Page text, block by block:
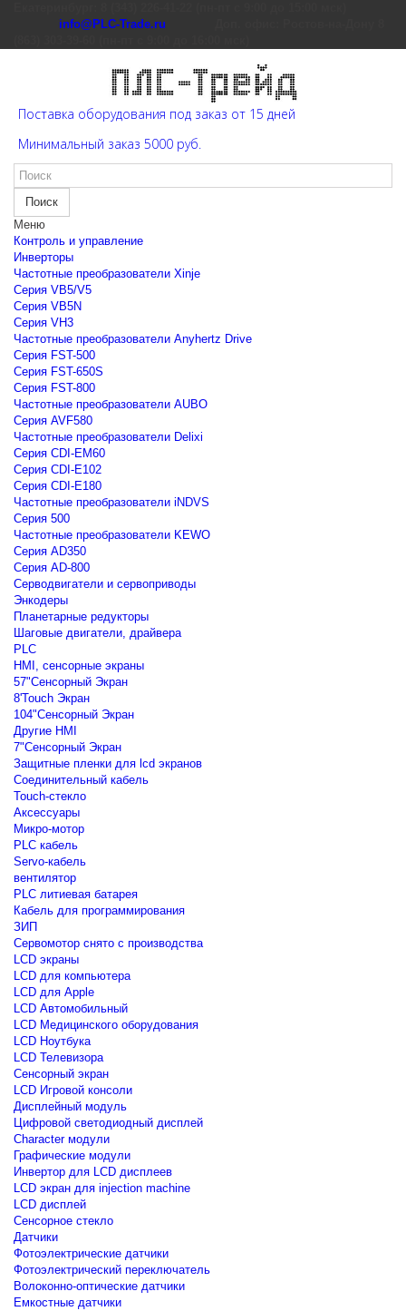
info@PLC-Trade.ru
Поставка оборудования под заказ от 15 дней
Минимальный заказ 5000 руб.
Поиск
Меню
Контроль и управление
Инверторы
Частотные преобразователи Xinje
Cерия VB5/V5
Cерия VB5N
Cерия VH3
Частотные преобразователи Anyhertz Drive
Серия FST-500
Серия FST-650S
Серия FST-800
Частотные преобразователи AUBO
Серия AVF580
Частотные преобразователи Delixi
Серия CDI-EM60
Серия CDI-E102
Серия CDI-E180
Частотные преобразователи iNDVS
Серия 500
Частотные преобразователи KEWO
Серия AD350
Серия AD-800
Серводвигатели и сервоприводы
Энкодеры
Планетарные редукторы
Шаговые двигатели, драйвера
PLC
HMI, сенсорные экраны
57"Сенсорный Экран
8'Touch Экран
104"Сенсорный Экран
Другие HMI
7"Сенсорный Экран
Защитные пленки для lcd экранов
Соединительный кабель
Touch-стекло
Аксессуары
Микро-мотор
PLC кабель
Servo-кабель
вентилятор
PLC литиевая батарея
Кабель для программирования
ЗИП
Сервомотор снято с производства
LCD экраны
LCD для компьютера
LCD для Apple
LCD Автомобильный
LCD Медицинского оборудования
LCD Ноутбука
LCD Телевизора
Сенсорный экран
LCD Игровой консоли
Дисплейный модуль
Цифровой светодиодный дисплей
Сharacter модули
Графические модули
Инвертор для LCD дисплеев
LCD экран для injection machine
LCD дисплей
Сенсорное стекло
Датчики
Фотоэлектрические датчики
Фотоэлектрический переключатель
Волоконно-оптические датчики
Емкостные датчики